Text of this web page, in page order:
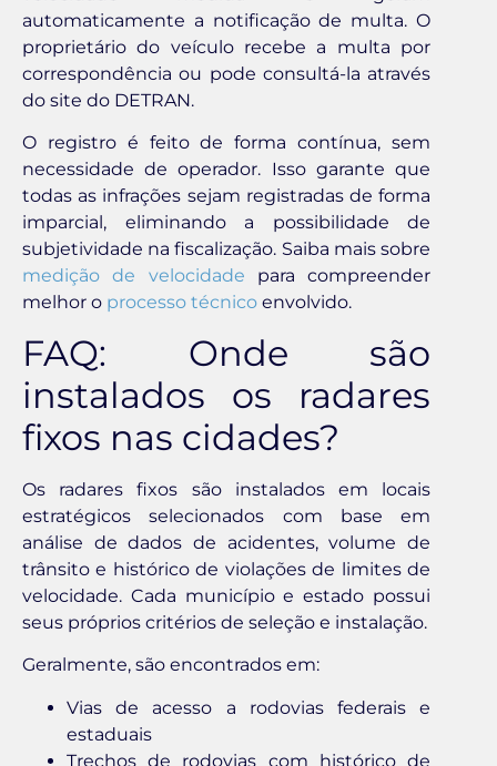
automaticamente a notificação de multa. O
proprietário do veículo recebe a multa por
correspondência ou pode consultá-la através
do site do DETRAN.
O registro é feito de forma contínua, sem
necessidade de operador. Isso garante que
todas as infrações sejam registradas de forma
imparcial, eliminando a possibilidade de
subjetividade na fiscalização. Saiba mais sobre
medição de velocidade para compreender
melhor o processo técnico envolvido.
FAQ: Onde são
instalados os radares
fixos nas cidades?
Os radares fixos são instalados em locais
estratégicos selecionados com base em
análise de dados de acidentes, volume de
trânsito e histórico de violações de limites de
velocidade. Cada município e estado possui
seus próprios critérios de seleção e instalação.
Geralmente, são encontrados em:
Vias de acesso a rodovias federais e
estaduais
Trechos de rodovias com histórico de